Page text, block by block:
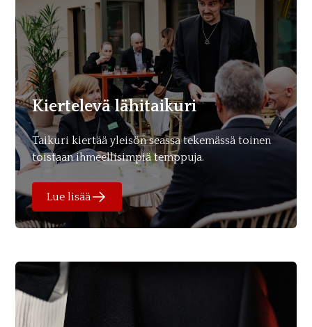
Kiertelevä lähitaikuri
Taikuri kiertää yleisön seassa tekemässä toinen
toistaan ihmeellisimpiä temppuja.
Lue lisää